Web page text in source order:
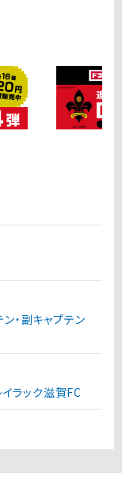
・副キャプテン
ラック滋賀FC